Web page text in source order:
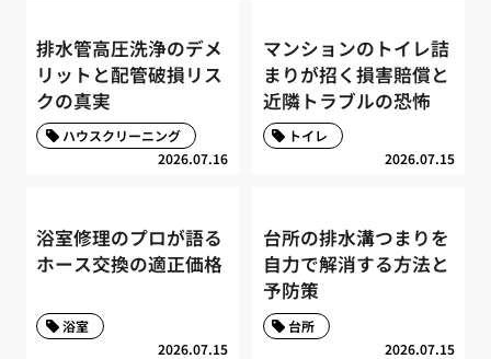
排水管高圧洗浄のデメ
リットと配管破損リス
クの真実
2026.07.16
ハウスクリーニング
マンションのトイレ詰
まりが招く損害賠償と
近隣トラブルの恐怖
2026.07.15
トイレ
浴室修理のプロが語る
ホース交換の適正価格
2026.07.15
浴室
台所の排水溝つまりを
自力で解消する方法と
予防策
2026.07.15
台所